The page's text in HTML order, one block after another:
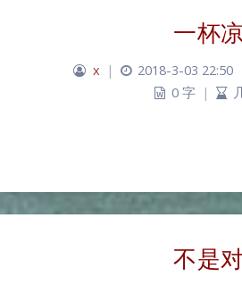
一杯
x | 2018-3-03 22:50
0 字 |
不是